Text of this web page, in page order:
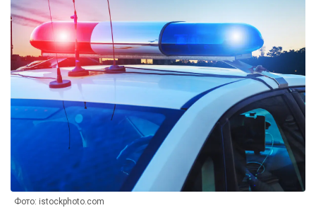
Фото: istockphoto.com